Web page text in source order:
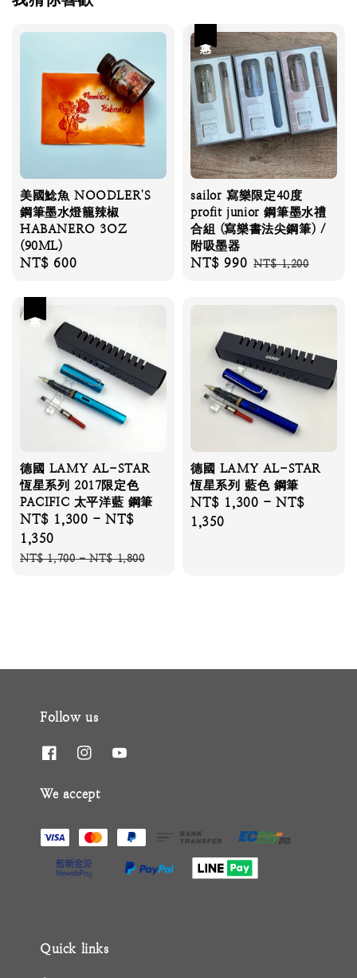
美國鯰魚 NOODLER'S
鋼筆墨水燈籠辣椒
HABANERO 3OZ
(90ML)
Regular
NT$ 600
sailor 寫樂限定40度
profit junior 鋼筆墨水禮
合組 (寫樂書法尖鋼筆) /
附吸墨器
Sale
NT$ 990 Regular
NT$ 1,200
德國 LAMY AL-STAR
恆星系列 2017限定色
PACIFIC 太平洋藍 鋼筆
Sale
price
NT$ 1,300 -NT$
1,350
Regular
NT$ 1,700-NT$ 1,800
德國 LAMY AL-STAR
恆星系列 藍色 鋼筆
Regular
price
NT$ 1,300 -NT$
1,350
Follow us
We accept
Quick links